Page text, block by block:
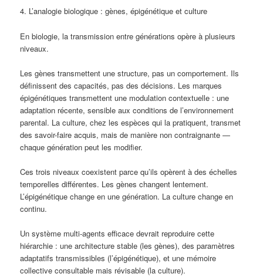
4. L’analogie biologique : gènes, épigénétique et culture
En biologie, la transmission entre générations opère à plusieurs
niveaux.
Les gènes transmettent une structure, pas un comportement. Ils
définissent des capacités, pas des décisions. Les marques
épigénétiques transmettent une modulation contextuelle : une
adaptation récente, sensible aux conditions de l’environnement
parental. La culture, chez les espèces qui la pratiquent, transmet
des savoir-faire acquis, mais de manière non contraignante —
chaque génération peut les modifier.
Ces trois niveaux coexistent parce qu’ils opèrent à des échelles
temporelles différentes. Les gènes changent lentement.
L’épigénétique change en une génération. La culture change en
continu.
Un système multi-agents efficace devrait reproduire cette
hiérarchie : une architecture stable (les gènes), des paramètres
adaptatifs transmissibles (l’épigénétique), et une mémoire
collective consultable mais révisable (la culture).